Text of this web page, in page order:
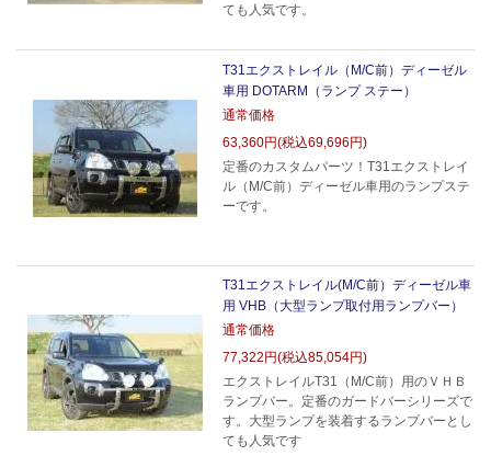
ても人気です。
T31エクストレイル（M/C前）ディーゼル
車用 DOTARM（ランプ ステー）
通常価格
63,360円(税込69,696円)
定番のカスタムパーツ！T31エクストレイ
ル（M/C前）ディーゼル車用のランプステ
ーです。
T31エクストレイル(M/C前）ディーゼル車
用 VHB（大型ランプ取付用ランプバー）
通常価格
77,322円(税込85,054円)
エクストレイルT31（M/C前）用のＶＨＢ
ランプバー。定番のガードバーシリーズで
す。大型ランプを装着するランプバーとし
ても人気です